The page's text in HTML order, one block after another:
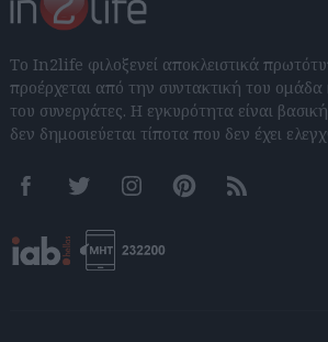
Το In2life φιλοξενεί αποκλειστικά
προέρχεται από την συντακτική του ομάδα
του συνεργάτες. Η εγκυρότητα είναι
δεν δημοσιεύεται τίποτα που δεν έχει
FacebookTwitter InstagramPinterestRSS feeds